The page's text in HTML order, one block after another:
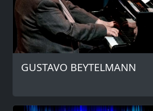
GUSTAVO BEYTELMANN